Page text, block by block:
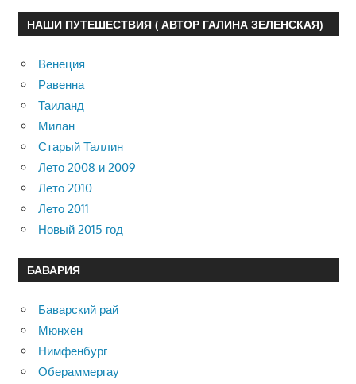
НАШИ ПУТЕШЕСТВИЯ ( АВТОР ГАЛИНА ЗЕЛЕНСКАЯ)
Венеция
Равенна
Таиланд
Милан
Старый Таллин
Лето 2008 и 2009
Лето 2010
Лето 2011
Новый 2015 год
БАВАРИЯ
Баварский рай
Мюнхен
Нимфенбург
Обераммергау